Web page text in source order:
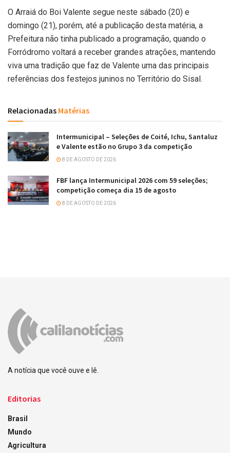
O Arraiá do Boi Valente segue neste sábado (20) e
domingo (21), porém, até a publicação desta matéria, a
Prefeitura não tinha publicado a programação, quando o
Forródromo voltará a receber grandes atrações, mantendo
viva uma tradição que faz de Valente uma das principais
referências dos festejos juninos no Território do Sisal.
Relacionadas Matérias
Intermunicipal – Seleções de Coité, Ichu, Santaluz
e Valente estão no Grupo 3 da competição
8 DE AGOSTO DE 2026
FBF lança Intermunicipal 2026 com 59 seleções;
competição começa dia 15 de agosto
8 DE AGOSTO DE 2026
A notícia que você ouve e lê.
Editorias
Brasil
Mundo
Agricultura